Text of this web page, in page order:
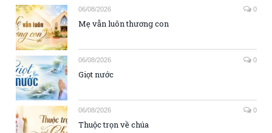
06/08/2026 0
Mẹ vẫn luôn thương con
06/08/2026 0
Giọt nước
06/08/2026 0
Thuộc trọn về chúa